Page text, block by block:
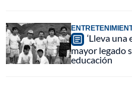
‘Lleva una
mayor legado
educación